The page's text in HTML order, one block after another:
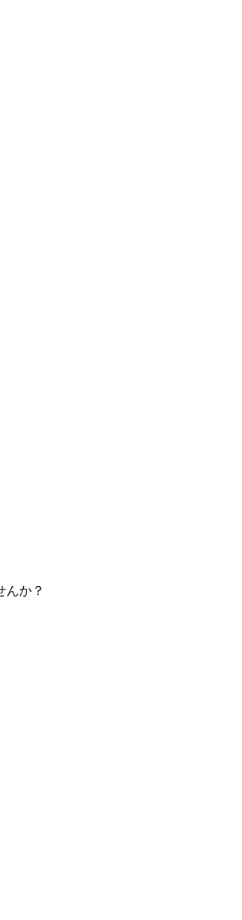
んか？